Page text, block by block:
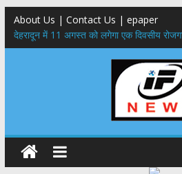
About Us | Contact Us | epaper
​देहरादून में 11 अगस्त को लगेगा एक दिवसीय
459 करोड़ से एचएनबी गढ़वाल विश्वविद्यालय में
शिक्षा मंत्री धन सिंह रावत ने नवनियुक्त केन्द्रीय
मुख्यमंत्री से महानिदेशक एनसीसी ने की
विस्तार एवं आधुनिक आधारभूत संरचना के विकास पर
एमडीडीए बोर्ड बैठक, देहरादून और मसूरी के
बुजुर्ग-दिव्यांगों के घर जाएंगे बीएलओ, करेंगे नोटिसों